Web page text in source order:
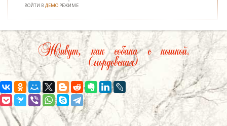
ВОЙТИ ВДЕМО РЕЖИМЕ
Живут, как собака с кошкой.
(мордовская)